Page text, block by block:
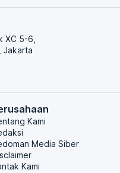
XC 5-6,
Jakarta
Kami
Media Siber
Kami